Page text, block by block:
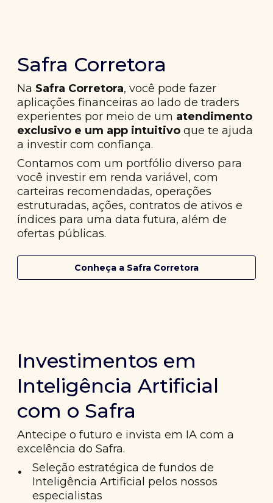
Safra Corretora
Na Safra Corretora, você pode fazer
aplicações financeiras ao lado de traders
experientes por meio de um atendimento
exclusivo e um app intuitivo que te ajuda
a investir com confiança.
Contamos com um portfólio diverso para
você investir em renda variável, com
carteiras recomendadas, operações
estruturadas, ações, contratos de ativos e
índices para uma data futura, além de
ofertas públicas.
Conheça a Safra Corretora
Investimentos em
Inteligência Artificial
com o Safra
Antecipe o futuro e invista em IA com a
excelência do Safra.
•
Seleção estratégica de fundos de
Inteligência Artificial pelos nossos
especialistas